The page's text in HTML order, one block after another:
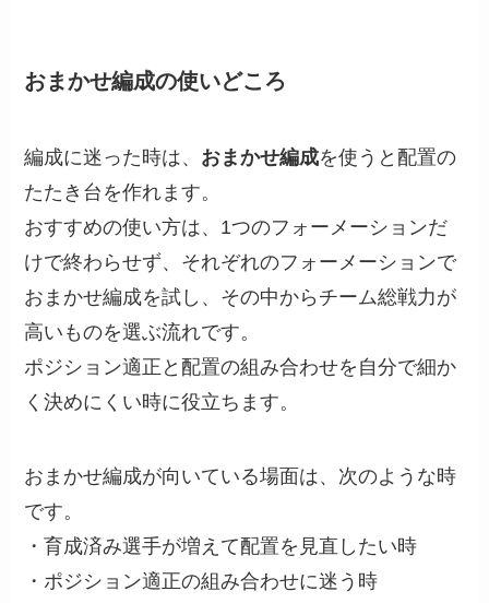
おまかせ編成の使いどころ
編成に迷った時は、 おまかせ編成を使うと配置の
たたき台を作れます。
おすすめの使い方は、1つのフォーメーションだ
けで終わらせず、それぞれのフォーメーションで
おまかせ編成を試し、その中からチーム総戦力が
高いものを選ぶ流れです。
ポジション適正と配置の組み合わせを自分で細か
く決めにくい時に役立ちます。
おまかせ編成が向いている場面は、次のような時
です。
・育成済み選手が増えて配置を見直したい時
・ポジション適正の組み合わせに迷う時